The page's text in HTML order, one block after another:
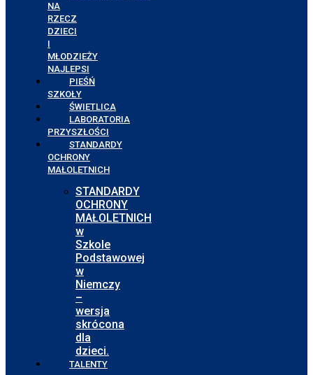
NA
RZECZ
DZIECI
I
MŁODZIEŻY
NAJLEPSI
PIEŚŃ
SZKOŁY
ŚWIETLICA
LABORATORIA
PRZYSZŁOŚCI
STANDARDY
OCHRONY
MAŁOLETNICH
STANDARDY
OCHRONY
MAŁOLETNICH
w
Szkole
Podstawowej
w
Niemczy
–
wersja
skrócona
dla
dzieci.
TALENTY